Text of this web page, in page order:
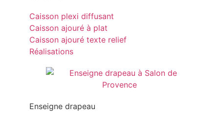
Caisson plexi diffusant
Caisson ajouré à plat
Caisson ajouré texte relief
Réalisations
Enseigne drapeau